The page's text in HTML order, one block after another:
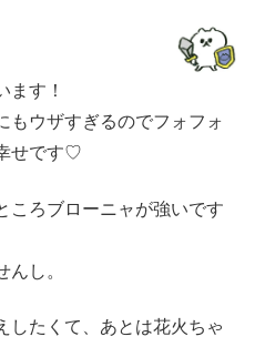
ます！
もウザすぎるのでフォフォ
せです♡
ころブローニャが強いです
し。
したくて、あとは花火ちゃ